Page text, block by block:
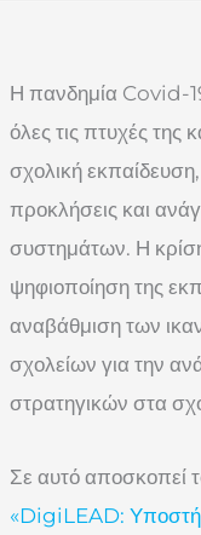
Η πανδημία Covid-
όλες τις πτυχές της
σχολική
προκλήσεις και
συστημάτων. Η
ψηφιοποίηση της
αναβάθμιση των
σχολείων για την
στρατηγικών στα
Σε αυτό αποσκοπεί
«DigiLEAD: